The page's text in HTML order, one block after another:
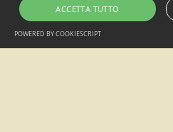
loc. San Giacomo Entracque , Cuneo (Italia)
ACCETTA TUTTO
POWERED BY COOKIESCRIPT